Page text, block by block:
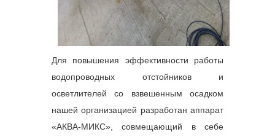
Для повышения эффективности работы
водопроводных отстойников и
осветлителей со взвешенным осадком
нашей организацией разработан аппарат
«АКВА-МИКС», совмещающий в себе